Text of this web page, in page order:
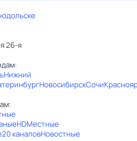
26-я
Нижний
НовосибирскСочи
HDМестные
20 каналовНовостные